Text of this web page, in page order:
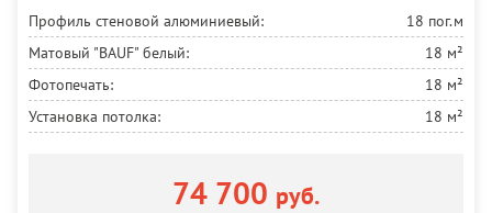
Профиль стеновой алюминиевый:
18 пог.м
Матовый "BAUF" белый:
18 м²
Фотопечать:
18 м²
Установка потолка:
18 м²
74 700 руб.